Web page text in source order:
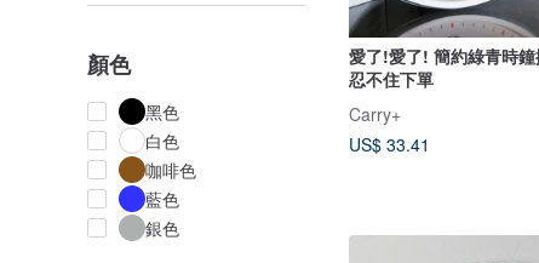
顏色
黑色
白色
咖啡色
藍色
銀色
愛了!愛了! 簡約綠青時
忍不住下單
Carry+
US$ 33.41